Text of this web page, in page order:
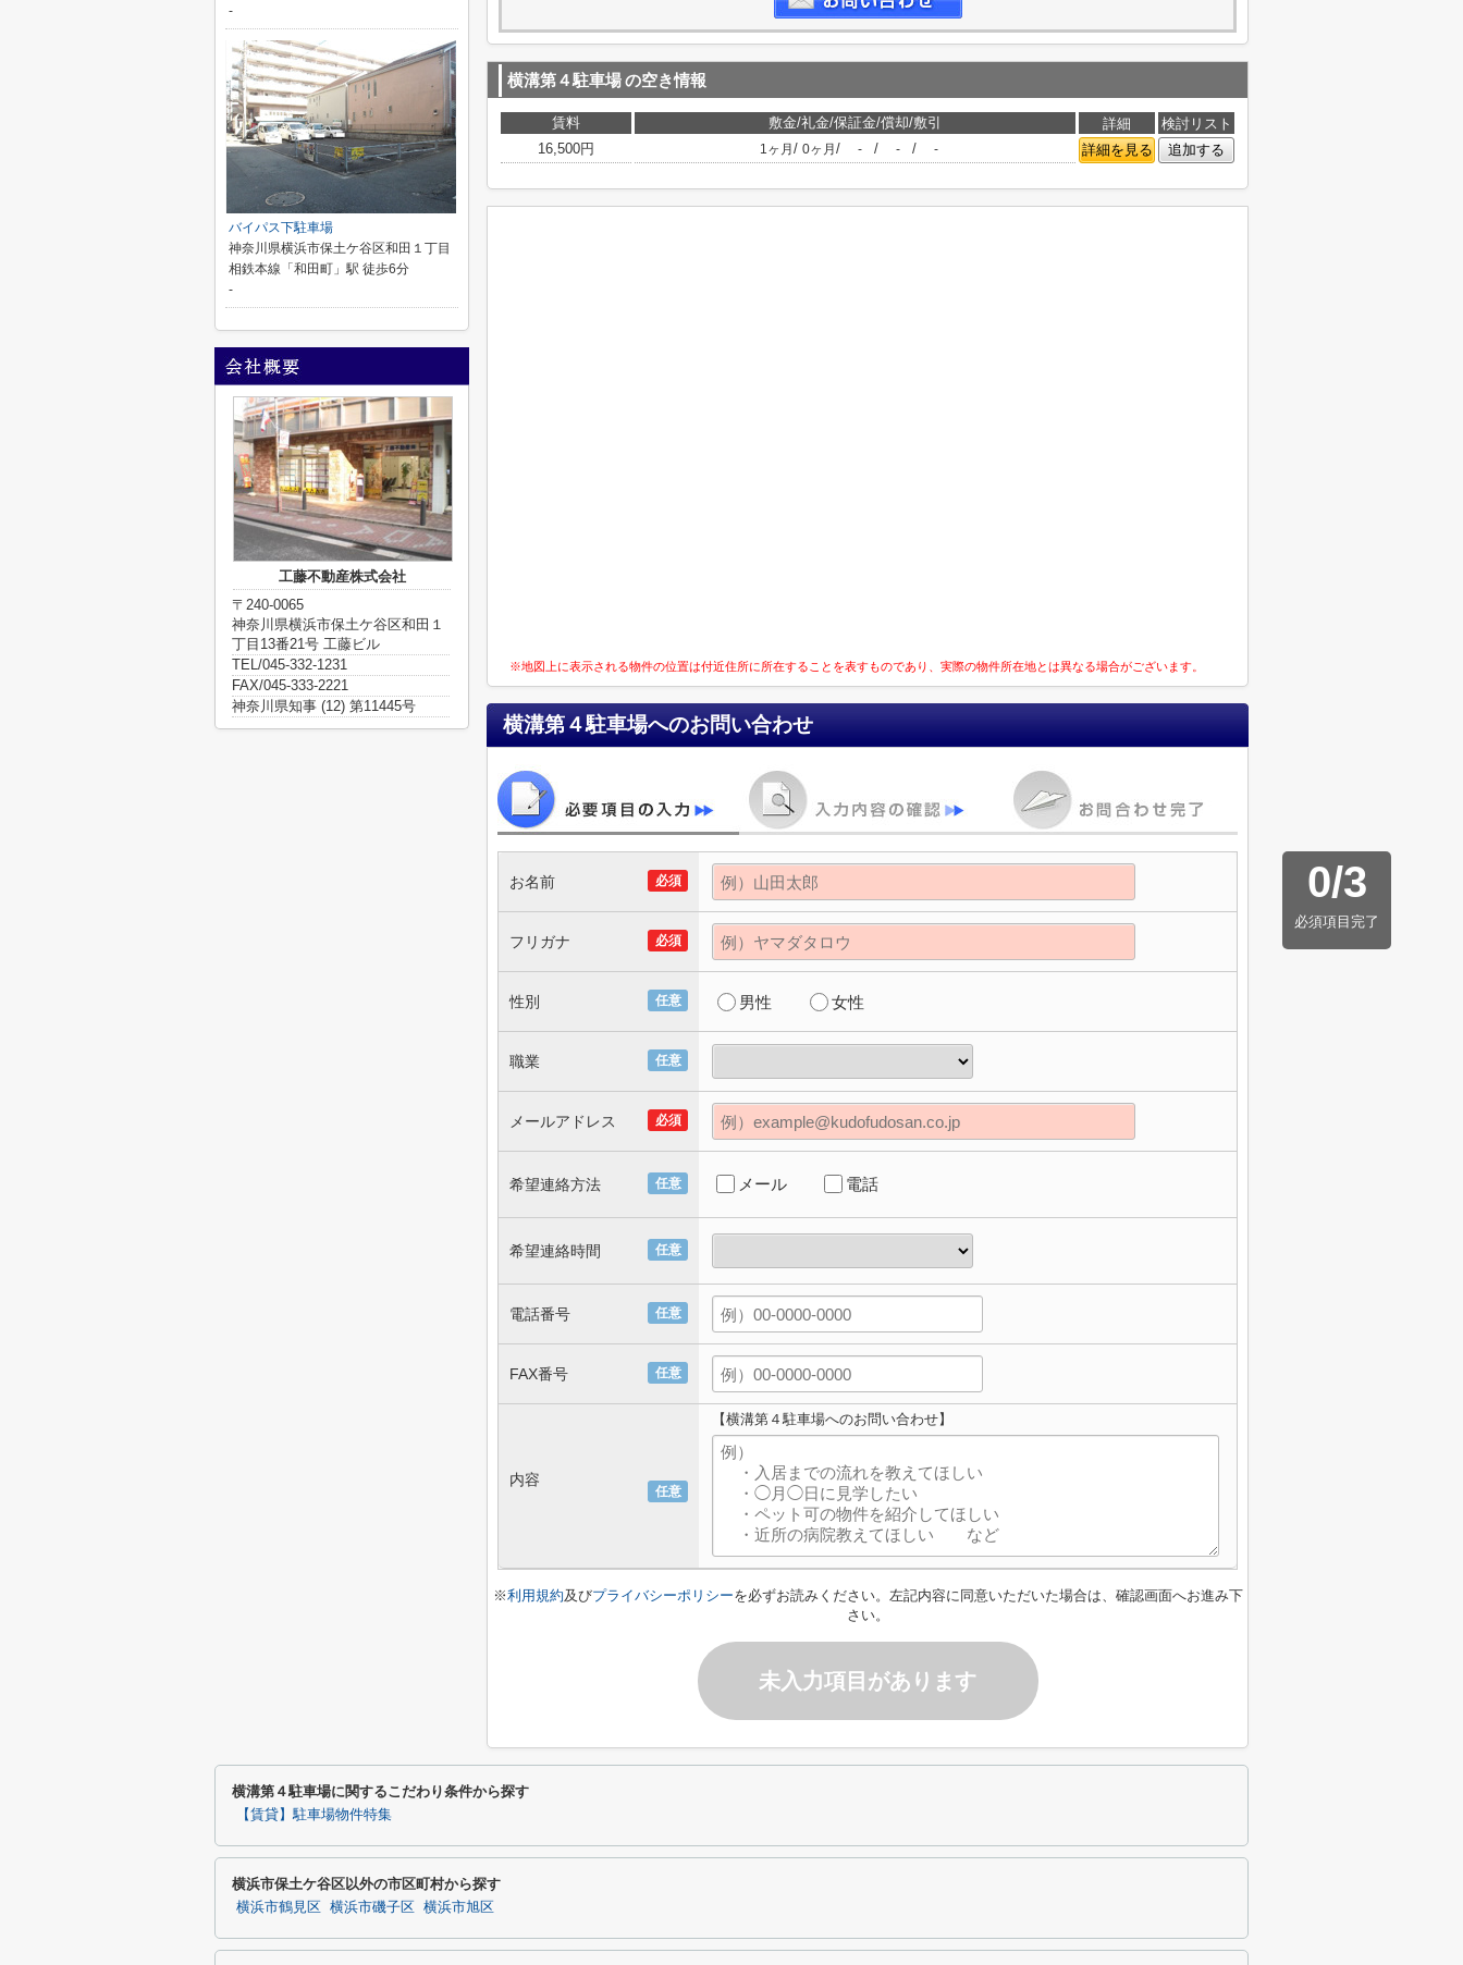
横溝第４駐車場の空き情報
賃料 敷金/礼金/保証金/償却/敷引 詳細
検討リスト
16,500円
1ヶ月 / 0ヶ月 / - / - / - 詳細を見る 追加する
※地図上に表示される物件の位置は付近住所に所在することを表すものであり、実際の物件所在地とは異なる場合がございます。
横溝第４駐車場へのお問い合わせ
0/3
必須項目完了
必須
お名前
必須
フリガナ
任意
性別 男性 女性
任意
職業
必須
メールアドレス
任意
希望連絡方法 メール 電話
任意
希望連絡時間
任意
電話番号
任意
FAX番号
任意
内容
【横溝第４駐車場へのお問い合わせ】
※利用規約及びプライバシーポリシーを必ずお読みください。左記内容に同意いただいた場合は、確認画面へお進み下
さい。
未入力項目があります
-
バイパス下駐車場
神奈川県横浜市保土ケ谷区和田１丁目
相鉄本線「和田町」駅 徒歩6分
-
工藤不動産株式会社
〒240-0065
神奈川県横浜市保土ケ谷区和田１
丁目13番21号 工藤ビル
TEL/045-332-1231
FAX/045-333-2221
神奈川県知事 (12) 第11445号
横溝第４駐車場に関するこだわり条件から探す
【賃貸】駐車場物件特集
横浜市保土ケ谷区以外の市区町村から探す
横浜市鶴見区 横浜市磯子区 横浜市旭区